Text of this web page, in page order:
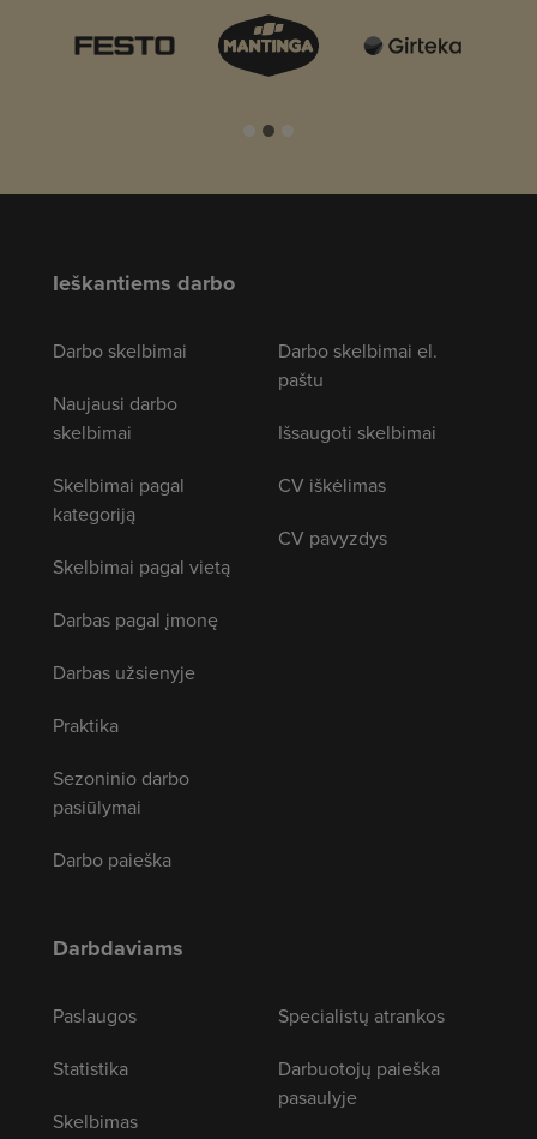
Ieškantiems darbo
Darbo skelbimai
Naujausi darbo
skelbimai
Skelbimai pagal
kategoriją
Skelbimai pagal vietą
Darbas pagal įmonę
Darbas užsienyje
Praktika
Sezoninio darbo
pasiūlymai
Darbo paieška
Darbo skelbimai el.
paštu
Išsaugoti skelbimai
CV iškėlimas
CV pavyzdys
Darbdaviams
Paslaugos
Statistika
Skelbimas
Specialistų atrankos
Darbuotojų paieška
pasaulyje